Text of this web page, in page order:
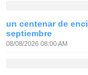
un centenar de
septiembre
08/08/2026 08:00 AM